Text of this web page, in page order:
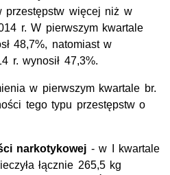
przestępstw więcej niż w
r. W pierwszym kwartale
48,7%, natomiast w
r. wynosił 47,3%.
w pierwszym kwartale br.
tego typu przestępstw o
narkotykowej - w I kwartale
łącznie 265,5 kg